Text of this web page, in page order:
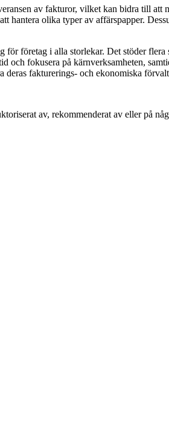
av fakturor, vilket kan bidra till
olika typer av affärspapper.
företag i alla storlekar. Det stöder
och fokusera på kärnverksamheten,
fakturerings- och ekonomiska
av, rekommenderat av eller